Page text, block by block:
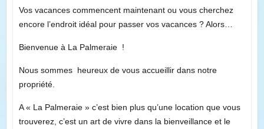
Vos vacances commencent maintenant ou vous cherchez
encore l’endroit idéal pour passer vos vacances ? Alors…
Bienvenue à La Palmeraie !
Nous sommes heureux de vous accueillir dans notre
propriété.
A « La Palmeraie » c’est bien plus qu’une location que vous
trouverez, c’est un art de vivre dans la bienveillance et le